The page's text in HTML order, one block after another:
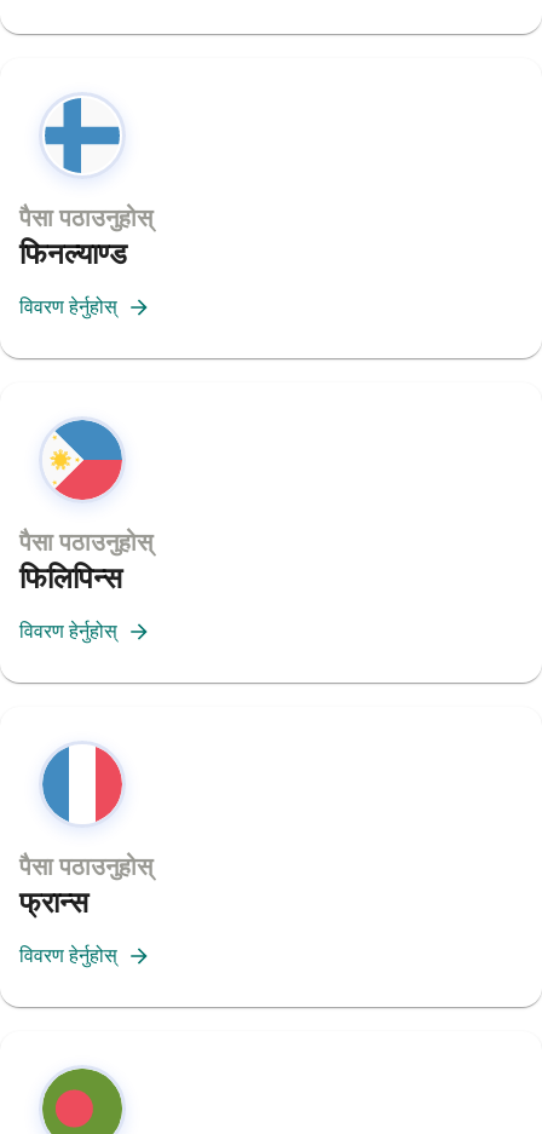
पैसा पठाउनुहोस्
फिनल्याण्ड
विवरण हेर्नुहोस्
पैसा पठाउनुहोस्
फिलिपिन्स
विवरण हेर्नुहोस्
पैसा पठाउनुहोस्
फ्रान्स
विवरण हेर्नुहोस्